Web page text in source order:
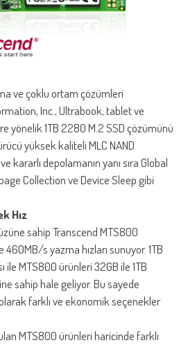
ve çoklu ortam çözümleri
Inc., Ultrabook, tablet ve
yönelik 1TB 2280 M.2 SSD çözümünü
yüksek kaliteli MLC NAND
kararlı depolamanın yanı sıra Global
Collection ve Device Sleep gibi
Hız
sahip Transcend MTS800
s yazma hızları sunuyor. 1TB
MTS800 ürünleri 32GB ile 1TB
sahip hale geliyor. Bu sayede
farklı ve ekonomik seçenekler
MTS800 ürünleri haricinde farklı